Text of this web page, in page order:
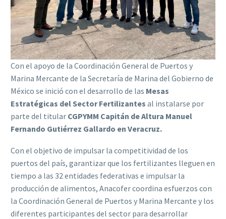
Con el apoyo de la Coordinación General de Puertos y
Marina Mercante de la Secretaría de Marina del Gobierno de
México se inició con el desarrollo de las Mesas
Estratégicas del Sector Fertilizantes al instalarse por
parte del titular CGPYMM Capitán de Altura Manuel
Fernando Gutiérrez Gallardo en Veracruz.
Con el objetivo de impulsar la competitividad de los
puertos del país, garantizar que los fertilizantes lleguen en
tiempo a las 32 entidades federativas e impulsar la
producción de alimentos, Anacofer coordina esfuerzos con
la Coordinación General de Puertos y Marina Mercante y los
diferentes participantes del sector para desarrollar